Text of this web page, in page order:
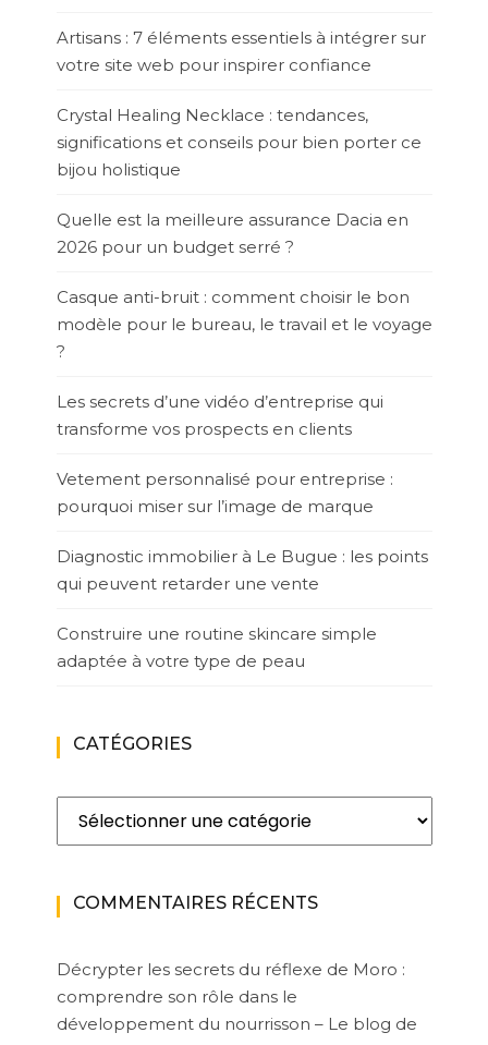
Artisans : 7 éléments essentiels à intégrer sur
votre site web pour inspirer confiance
Crystal Healing Necklace : tendances,
significations et conseils pour bien porter ce
bijou holistique
Quelle est la meilleure assurance Dacia en
2026 pour un budget serré ?
Casque anti-bruit : comment choisir le bon
modèle pour le bureau, le travail et le voyage
?
Les secrets d’une vidéo d’entreprise qui
transforme vos prospects en clients
Vetement personnalisé pour entreprise :
pourquoi miser sur l’image de marque
Diagnostic immobilier à Le Bugue : les points
qui peuvent retarder une vente
Construire une routine skincare simple
adaptée à votre type de peau
CATÉGORIES
Catégories
COMMENTAIRES RÉCENTS
Décrypter les secrets du réflexe de Moro :
comprendre son rôle dans le
développement du nourrisson – Le blog de